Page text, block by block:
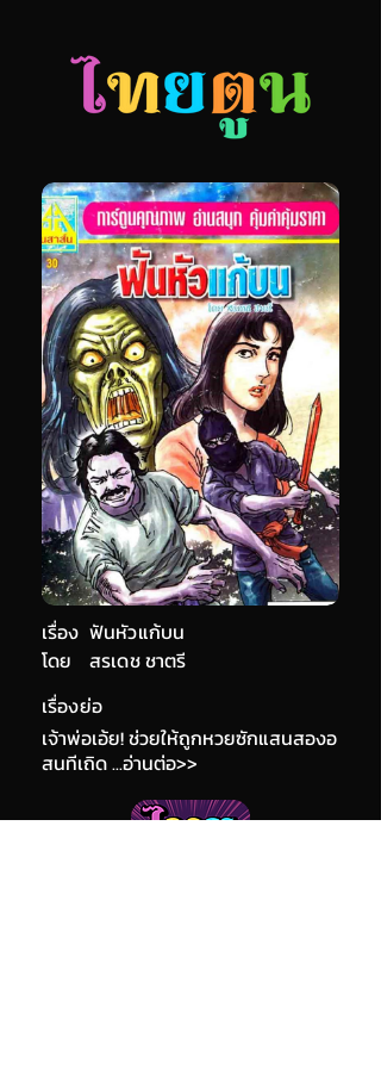
เรื่อง ฟันหัวแก้บน
สรเดช ชาตรี
โดย
เรื่องย่อ
เจ้าพ่อเอ้ย! ช่วยให้ถูกหวยซักแสนสองอ
สนทีเถิด ...อ่านต่อ>>